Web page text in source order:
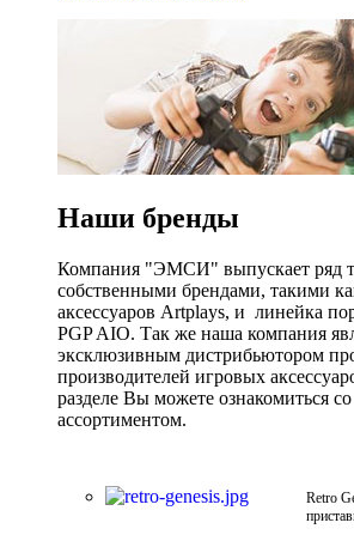
Наши бренды
Компания "ЭМСИ" выпускает ряд
собственными брендами, такими
аксессуаров Artplays, и линейка
PGP AIO. Так же наша компания
эксклюзивным дистрибьютором
производителей игровых
разделе Вы можете ознакомиться
ассортиментом.
Retro